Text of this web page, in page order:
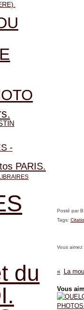
-
PARIS.
du
Posté par
Tags:
Vous aimez
La
Vous